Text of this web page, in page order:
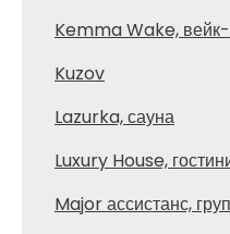
Kemma Wake,
Kuzov
Lazurka, сауна
Luxury House,
Major ассистанс,